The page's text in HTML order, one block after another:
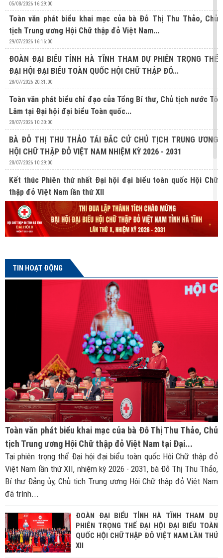
05/08/2026 16:29:00
Toàn văn phát biểu khai mạc của bà Đỗ Thị Thu Thảo, Chủ
tịch Trung ương Hội Chữ thập đỏ Việt Nam...
29/07/2026 16:16:00
ĐOÀN ĐẠI BIỂU TỈNH HÀ TĨNH THAM DỰ PHIÊN TRỌNG THỂ
ĐẠI HỘI ĐẠI BIỂU TOÀN QUỐC HỘI CHỮ THẬP ĐỎ...
28/07/2026 20:31:00
Toàn văn phát biểu chỉ đạo của Tổng Bí thư, Chủ tịch nước Tô
Lâm tại Đại hội đại biểu Toàn quốc...
28/07/2026 10:30:00
BÀ ĐỖ THỊ THU THẢO TÁI ĐẮC CỬ CHỦ TỊCH TRUNG ƯƠNG
HỘI CHỮ THẬP ĐỎ VIỆT NAM NHIỆM KỲ 2026 - 2031
28/07/2026 10:29:00
Kết thúc Phiên thứ nhất Đại hội đại biểu toàn quốc Hội Chữ
thập đỏ Việt Nam lần thứ XII
27/07/2026 10:31:00
Lan tỏa nghĩa cử hiến mô, tạng từ Chương trình “Hành trình
Đỏ” lần thứ V tại Hà Tĩnh
TIN HOẠT ĐỘNG
Toàn văn phát biểu khai mạc của bà Đỗ Thị Thu Thảo, Chủ
tịch Trung ương Hội Chữ thập đỏ Việt Nam tại Đại...
Tại phiên trọng thể Đại hội đại biểu toàn quốc Hội Chữ thập đỏ
Việt Nam lần thứ XII, nhiệm kỳ 2026 - 2031, bà Đỗ Thị Thu Thảo,
Bí thư Đảng ủy, Chủ tịch Trung ương Hội Chữ thập đỏ Việt Nam
đã trình...
ĐOÀN ĐẠI BIỂU TỈNH HÀ TĨNH THAM DỰ
PHIÊN TRỌNG THỂ ĐẠI HỘI ĐẠI BIỂU TOÀN
QUỐC HỘI CHỮ THẬP ĐỎ VIỆT NAM LẦN THỨ
XII